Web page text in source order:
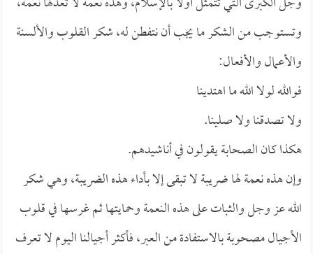
وتستوجب من الشكر ما يجب أن نتفطن له، شكر القلوب والألسنة
والأعمال والأفعال:
فوالله لولا الله ما اهتدينا
ولا تصدقنا ولا صلينا.
هكذا كان الصحابة يقولون في أناشيدهم.
وإن هذه نعمة لها ضريبة لا تبقى إلا بأداء هذه الضريبة، وهي شكر
الله عز وجل والثبات على هذه النعمة وحمايتها ثم غرسها في قلوب
الأجيال مصحوبة بالاستفادة من العبر، فأكثر أجيالنا اليوم لا تعرف